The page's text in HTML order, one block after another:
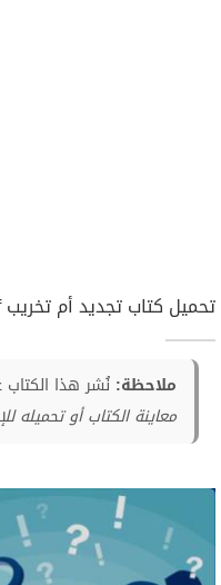
تحميل كتاب تجديد أم تخريب pdf
ملاحظة: نُشر هذا
معاينة الكتاب أو